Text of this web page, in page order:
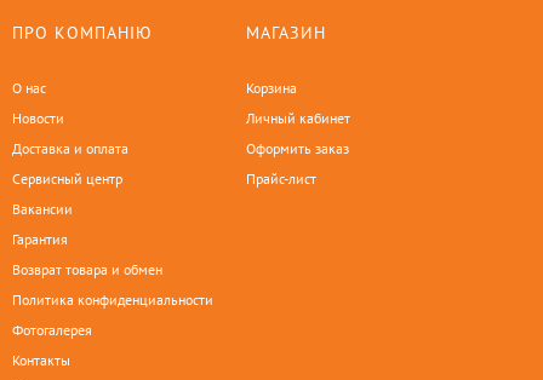
ПРО КОМПАНІЮ
О нас
Новости
Доставка и оплата
Сервисный центр
Вакансии
Гарантия
Возврат товара и обмен
Политика конфиденциальности
Фотогалерея
Контакты
МАГАЗИН
Корзина
Личный кабинет
Оформить заказ
Прайс-лист